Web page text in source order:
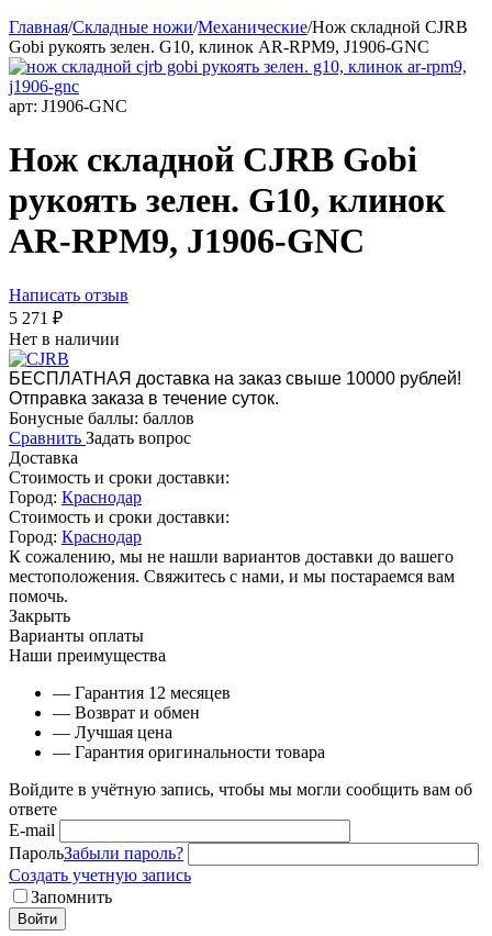
Главная/Складные ножи/Механические/Нож складной CJRB
Gobi рукоять зелен. G10, клинок AR-RPM9, J1906-GNC
арт: J1906-GNC
Нож складной CJRB Gobi
рукоять зелен. G10, клинок
AR-RPM9, J1906-GNC
Написать отзыв
5 271 ₽
Нет в наличии
БЕСПЛАТНАЯ доставка на заказ свыше 10000 рублей!
Отправка заказа в течение суток.
Бонусные баллы: баллов
Сравнить Задать вопрос
Доставка
Стоимость и сроки доставки:
Город: Краснодар
Стоимость и сроки доставки:
Город: Краснодар
К сожалению, мы не нашли вариантов доставки до вашего
местоположения. Свяжитесь с нами, и мы постараемся вам
помочь.
Закрыть
Варианты оплаты
Наши преимущества
— Гарантия 12 месяцев
— Возврат и обмен
— Лучшая цена
— Гарантия оригинальности товара
Войдите в учётную запись, чтобы мы могли сообщить вам об
ответе
E-mail
ПарольЗабыли пароль?
Создать учетную запись
Запомнить
Войти